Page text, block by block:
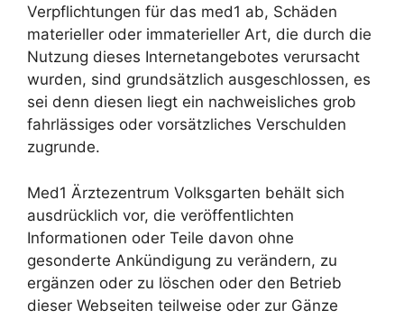
Verpflichtungen für das med1 ab, Schäden
materieller oder immaterieller Art, die durch die
Nutzung dieses Internetangebotes verursacht
wurden, sind grundsätzlich ausgeschlossen, es
sei denn diesen liegt ein nachweisliches grob
fahrlässiges oder vorsätzliches Verschulden
zugrunde.
Med1 Ärztezentrum Volksgarten behält sich
ausdrücklich vor, die veröffentlichten
Informationen oder Teile davon ohne
gesonderte Ankündigung zu verändern, zu
ergänzen oder zu löschen oder den Betrieb
dieser Webseiten teilweise oder zur Gänze